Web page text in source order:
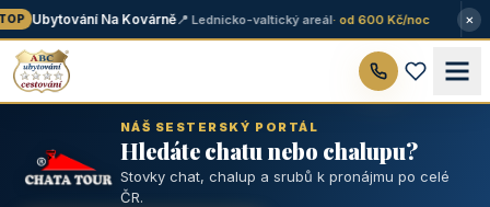
Ubytování Na Kovárně📍 Lednicko-valtický areál· od 600 Kč/noc ×
NÁŠ SESTERSKÝ PORTÁL
Hledáte chatu nebo chalupu?
Stovky chat, chalup a srubů k pronájmu po celé
ČR.